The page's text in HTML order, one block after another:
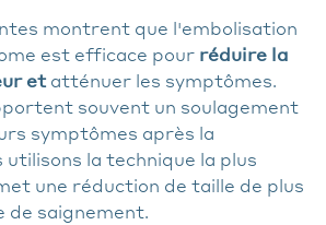
montrent que l'embolisation
est efficace pour réduire la
et atténuer les symptômes.
souvent un soulagement
symptômes après la
la technique la plus
une réduction de taille de plus
de saignement.